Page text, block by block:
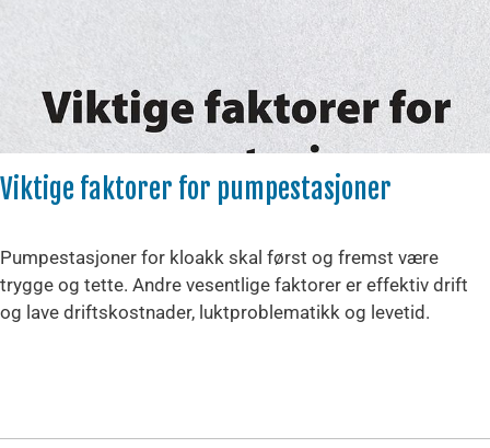
Viktige faktorer for pumpestasjoner
Pumpestasjoner for kloakk skal først og fremst være
trygge og tette. Andre vesentlige faktorer er effektiv drift
og lave driftskostnader, luktproblematikk og levetid.